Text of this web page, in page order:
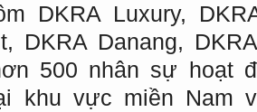
DKRA Luxury,
DKRA Danang,
500 nhân sự hoạt
khu vực miền Nam